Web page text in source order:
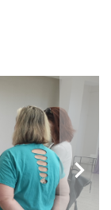
chevron_right